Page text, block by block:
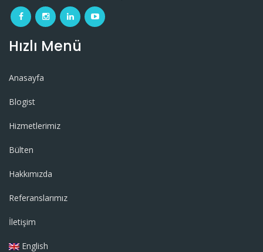
Hızlı Menü
Anasayfa
Blogist
Hizmetlerimiz
Bülten
Hakkımızda
Referanslarımız
İletişim
English